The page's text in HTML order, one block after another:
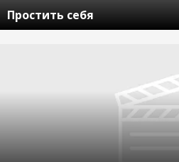
Простить себя